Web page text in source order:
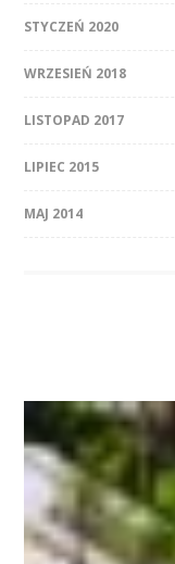
STYCZEŃ 2020
WRZESIEŃ 2018
LISTOPAD 2017
LIPIEC 2015
MAJ 2014